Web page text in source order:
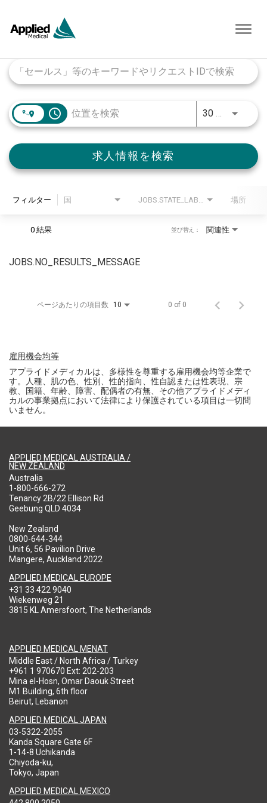
access_time 30 キロメートル
求人情報を検索
フィルター 国 場所
0 結果 関連性
並び替え：
JOBS.NO_RESULTS_MESSAGE
ページあたりの項目数 10 0 of 0
雇用機会均等
アプライドメディカルは、多様性を尊重する雇用機会均等企業で
す。人種、肌の色、性別、性的指向、性自認または性表現、宗
教、国籍、年齢、障害、配偶者の有無、その他アプライドメディ
カルの事業拠点において法律により保護されている項目は一切問
いません。
APPLIED MEDICAL AUSTRALIA /
NEW ZEALAND
Australia
1-800-666-272
Tenancy 2B/22 Ellison Rd
Geebung QLD 4034
New Zealand
0800-644-344
Unit 6, 56 Pavilion Drive
Mangere, Auckland 2022
APPLIED MEDICAL EUROPE
+31 33 422 9040
Wiekenweg 21
3815 KL Amersfoort, The Netherlands
APPLIED MEDICAL MENAT
Middle East / North Africa / Turkey
+961 1 970670 Ext: 202-203
Mina el-Hosn, Omar Daouk Street
M1 Building, 6th floor
Beirut, Lebanon
APPLIED MEDICAL JAPAN
03-5322-2055
Kanda Square Gate 6F
1-14-8 Uchikanda
Chiyoda-ku,
Tokyo, Japan
APPLIED MEDICAL MEXICO